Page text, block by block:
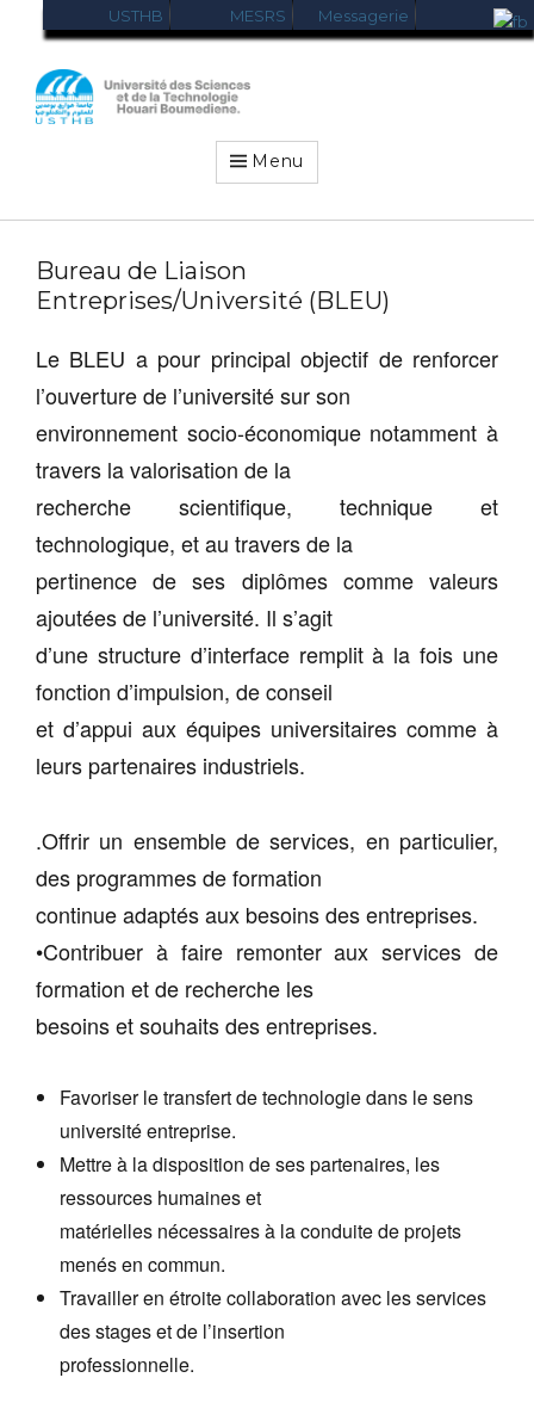
USTHB MESRS Messagerie
USTHB-
VRRELEX
Menu
Bureau de Liaison
Entreprises/Université (BLEU)
Le BLEU a pour principal objectif de renforcer
l’ouverture de l’université sur son
environnement socio‐économique notamment à
travers la valorisation de la
recherche scientifique, technique et
technologique, et au travers de la
pertinence de ses diplômes comme valeurs
ajoutées de l’université. Il s’agit
d’une structure d’interface remplit à la fois une
fonction d’impulsion, de conseil
et d’appui aux équipes universitaires comme à
leurs partenaires industriels.
.Offrir un ensemble de services, en particulier,
des programmes de formation
continue adaptés aux besoins des entreprises.
•Contribuer à faire remonter aux services de
formation et de recherche les
besoins et souhaits des entreprises.
Favoriser le transfert de technologie dans le sens
université entreprise.
Mettre à la disposition de ses partenaires, les
ressources humaines et
matérielles nécessaires à la conduite de projets
menés en commun.
Travailler en étroite collaboration avec les services
des stages et de l’insertion
professionnelle.